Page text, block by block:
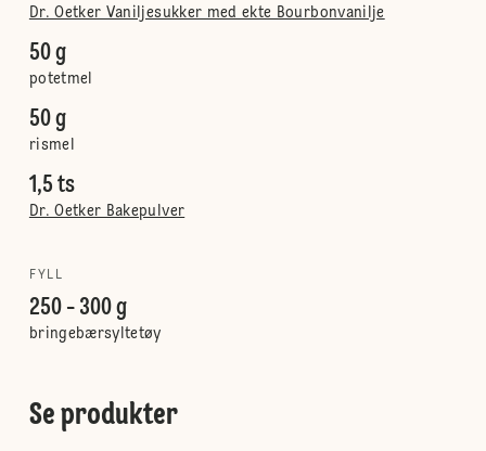
Dr. Oetker Vaniljesukker med ekte Bourbonvanilje
50 g
potetmel
50 g
rismel
1,5 ts
Dr. Oetker Bakepulver
FYLL
250 - 300 g
bringebærsyltetøy
Se produkter